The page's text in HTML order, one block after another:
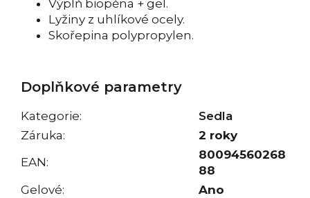
Výplň biopěna + gel.
Lyžiny z uhlíkové ocely.
Skořepina polypropylen.
Doplňkové parametry
Kategorie:
Sedla
Záruka:
2 roky
EAN:
80094560268
88
Gelové:
Ano